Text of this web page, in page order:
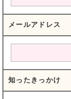
メールアドレス
知ったきっかけ